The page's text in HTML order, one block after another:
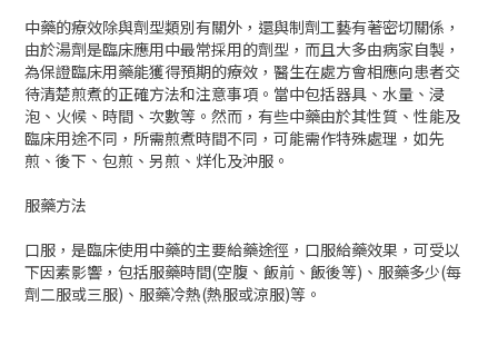
中藥的療效除與劑型類別有關外，還與制劑工藝有著密切關係，
由於湯劑是臨床應用中最常採用的劑型，而且大多由病家自製，
為保證臨床用藥能獲得預期的療效，醫生在處方會相應向患者交
待清楚煎煮的正確方法和注意事項。當中包括器具、水量、浸
泡、火候、時間、次數等。然而，有些中藥由於其性質、性能及
臨床用途不同，所需煎煮時間不同，可能需作特殊處理，如先
煎、後下、包煎、另煎、烊化及沖服。
服藥方法
口服，是臨床使用中藥的主要給藥途徑，口服給藥效果，可受以
下因素影響，包括服藥時間(空腹、飯前、飯後等)、服藥多少(每
劑二服或三服)、服藥冷熱(熱服或涼服)等。